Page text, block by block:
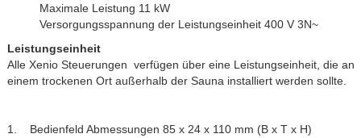
Maximale Leistung 11 kW
Versorgungsspannung der Leistungseinheit 400 V 3N~
Leistungseinheit
Alle Xenio Steuerungen verfügen über eine Leistungseinheit, die an
einem trockenen Ort außerhalb der Sauna installiert werden sollte.
1. Bedienfeld Abmessungen 85 x 24 x 110 mm (B x T x H)